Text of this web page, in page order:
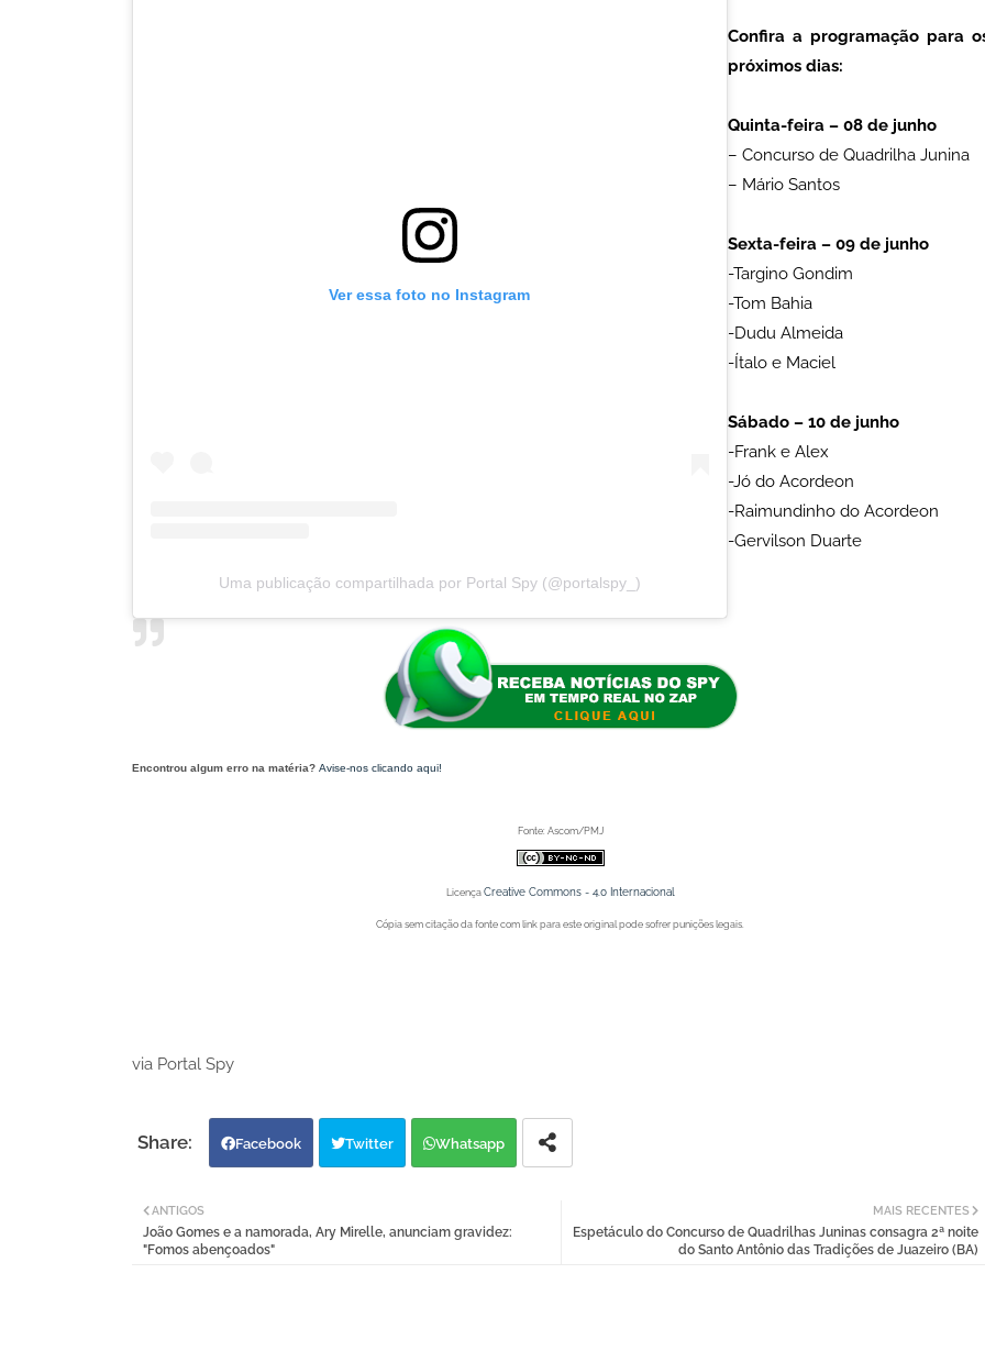
Ver essa foto no Instagram
Uma publicação compartilhada por Portal Spy (@portalspy_)
Confira a programação para
próximos dias:
Quinta-feira – 08 de junho
– Concurso de Quadrilha Junina
– Mário Santos
Sexta-feira – 09 de junho
-Targino Gondim
-Tom Bahia
-Dudu Almeida
-Ítalo e Maciel
Sábado – 10 de junho
-Frank e Alex
-Jó do Acordeon
-Raimundinho do Acordeon
-Gervilson Duarte
Encontrou algum erro na matéria? Avise-nos clicando aqui!
Fonte: Ascom/PMJ
Licença Creative Commons - 4.0 Internacional
Cópia sem citação da fonte com link para este original pode sofrer punições legais.
via Portal Spy
Facebook Twitter Whatsapp
MAIS RECENTES
Espetáculo do Concurso de Quadrilhas Juninas consagra 2ª noite
do Santo Antônio das Tradições de Juazeiro (BA)
ANTIGOS
João Gomes e a namorada, Ary Mirelle, anunciam gravidez:
"Fomos abençoados"